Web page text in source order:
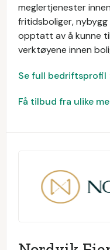
meglertjenester
fritidsboliger,
opptatt av å kunne
verktøyene innen
Se full bedriftsprofil
Få tilbud fra ulike